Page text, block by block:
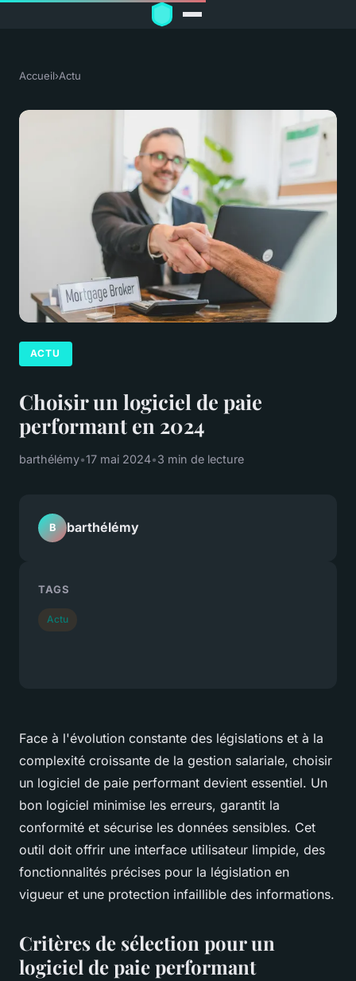
Accueil›Actu
ACTU
Choisir un logiciel de paie
performant en 2024
barthélémy•17 mai 2024•3 min de lecture
Face à l'évolution constante des législations et à la
complexité croissante de la gestion salariale, choisir
un logiciel de paie performant devient essentiel. Un
bon logiciel minimise les erreurs, garantit la
conformité et sécurise les données sensibles. Cet
outil doit offrir une interface utilisateur limpide, des
fonctionnalités précises pour la législation en
vigueur et une protection infaillible des informations.
Critères de sélection pour un
logiciel de paie performant
B barthélémy
TAGS
Actu